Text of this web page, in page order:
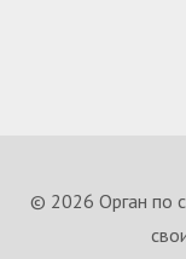
© 2026 Орган по